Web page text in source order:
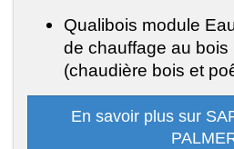
Qualibois module
de chauffage au bois
(chaudière bois et
En savoir plus sur